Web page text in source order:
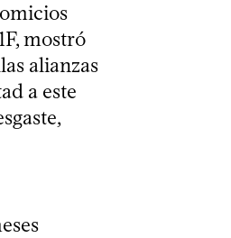
mostró
alianzas
a este